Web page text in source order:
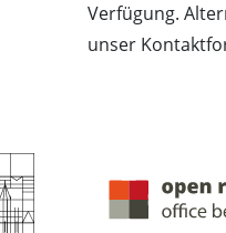
Verfügung.
unser